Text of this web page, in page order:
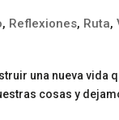
, Reflexiones, Ruta,
una nueva vida
cosas y